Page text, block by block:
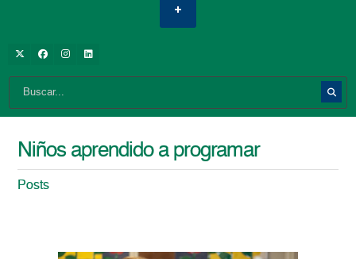
Niños aprendido a programar
Posts